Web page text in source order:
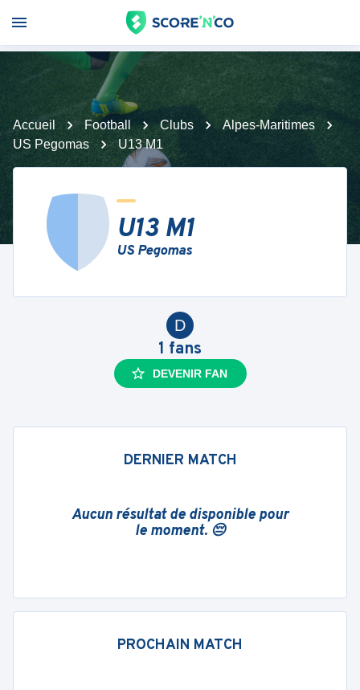
Accueil Football Clubs
Alpes-Maritimes
US Pegomas
U13 M1
U13 M1
US Pegomas
D
1 fans
DEVENIR FAN
DERNIER MATCH
Aucun résultat de disponible pour
le moment. 😔
PROCHAIN MATCH